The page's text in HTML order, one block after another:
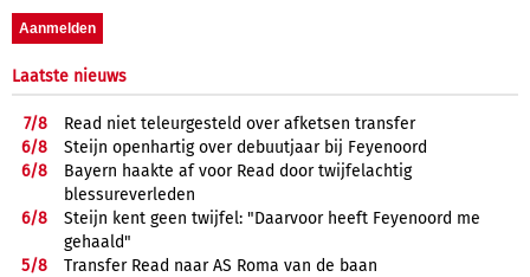
Laatste nieuws
7/8
Read niet teleurgesteld over afketsen transfer
6/8
Steijn openhartig over debuutjaar bij Feyenoord
6/8
Bayern haakte af voor Read door twijfelachtig
blessureverleden
6/8
Steijn kent geen twijfel: "Daarvoor heeft Feyenoord me
gehaald"
5/8
Transfer Read naar AS Roma van de baan